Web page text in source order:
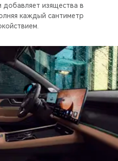
добавляет изящества в
каждый сантиметр